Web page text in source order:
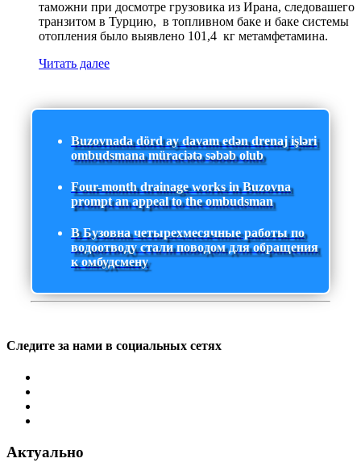
таможни при досмотре грузовика из Ирана, следовашего
транзитом в Турцию, в топливном баке и баке системы
отопления было выявлено 101,4 кг метамфетамина.
Читать далее
Buzovnada dörd ay davam edən drenaj işləri
ombudsmana müraciətə səbəb olub
Four-month drainage works in Buzovna
prompt an appeal to the ombudsman
В Бузовна четырехмесячные работы по
водоотводу стали поводом для обращения
к омбудсмену
Следите за нами в социальных сетях
Актуально